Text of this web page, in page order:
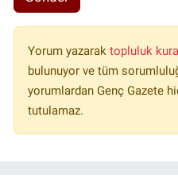
Yorum yazarak topluluk
bulunuyor ve tüm
yorumlardan Genç Gazete
tutulamaz.